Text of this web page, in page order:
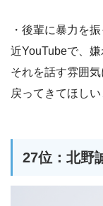
・後輩に暴力を
近YouTubeで、
それを話す雰囲
戻ってきてほしい
27位：北野